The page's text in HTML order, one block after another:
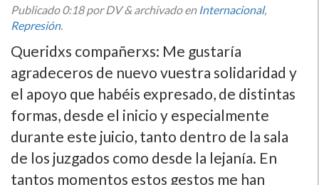
Publicado0:18por DV&archivado en Internacional,
Represión.
Queridxs compañerxs: Me gustarí­a
agradeceros de nuevo vuestra solidaridad y
el apoyo que habéis expresado, de distintas
formas, desde el inicio y especialmente
durante este juicio, tanto dentro de la sala
de los juzgados como desde la lejaní­a. En
tantos momentos estos gestos me han